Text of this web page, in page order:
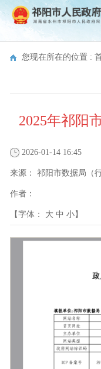
您现在所在的位置 :
2025年祁阳
2026-01-14 16:45
来源： 祁阳市数据局（
作者：
【字体： 大 中 小】